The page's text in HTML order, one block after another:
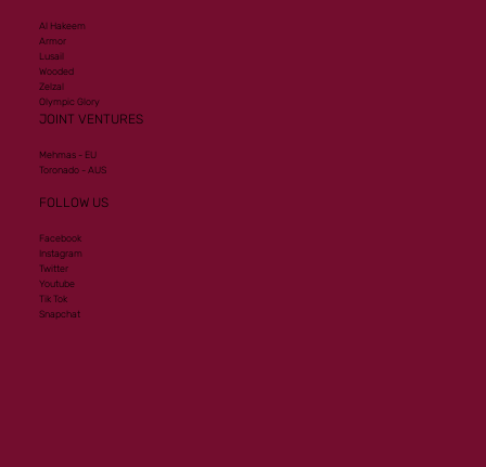
Al Hakeem
Armor
Lusail
Wooded
Zelzal
Olympic Glory
JOINT VENTURES
Mehmas - EU
Toronado - AUS
FOLLOW US
Facebook
Instagram
Twitter
Youtube
Tik Tok
Snapchat